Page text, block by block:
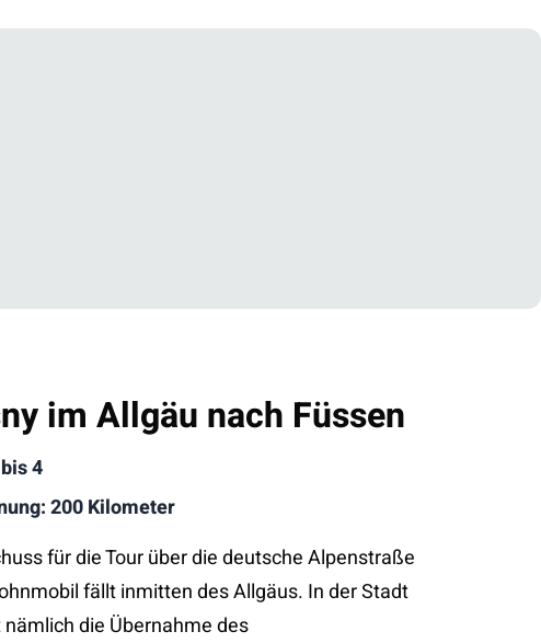
im Allgäu nach Füssen
4
200 Kilometer
für die Tour über die deutsche Alpenstraße
fällt inmitten des Allgäus. In der Stadt
die Übernahme des